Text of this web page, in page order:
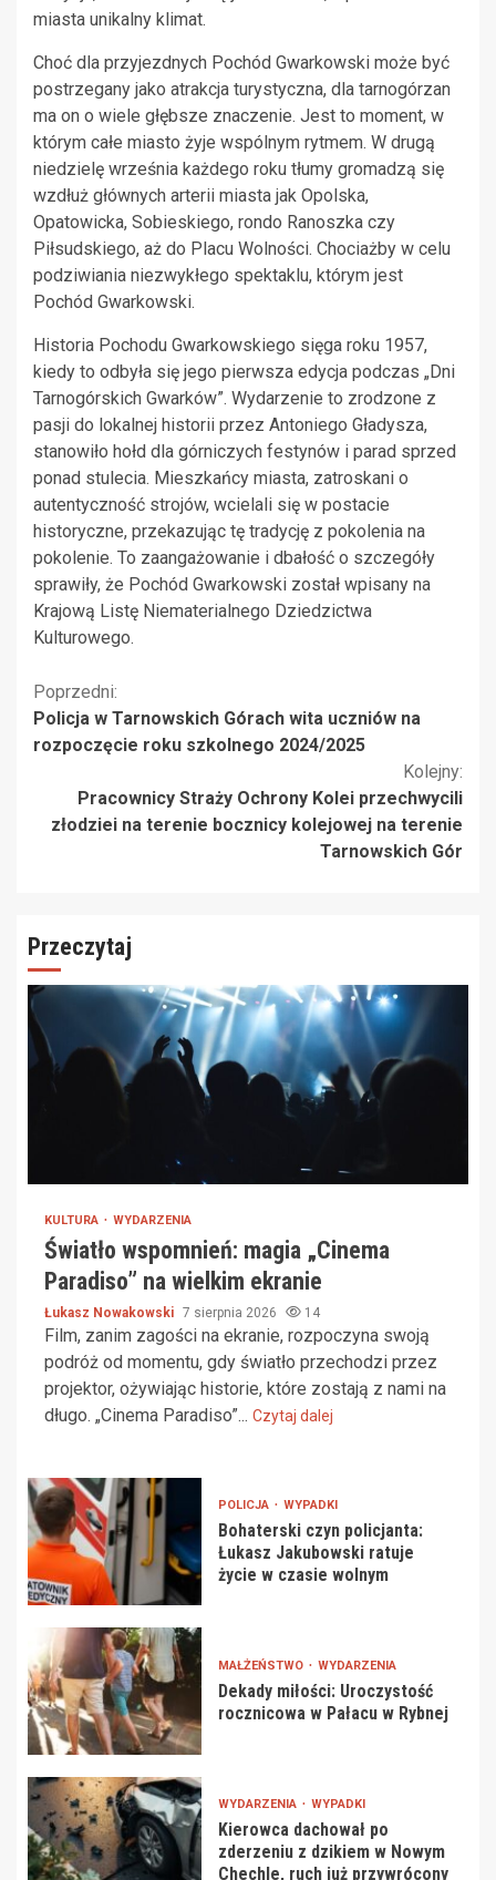
miasta unikalny klimat.
Choć dla przyjezdnych Pochód Gwarkowski może być
postrzegany jako atrakcja turystyczna, dla tarnogórzan
ma on o wiele głębsze znaczenie. Jest to moment, w
którym całe miasto żyje wspólnym rytmem. W drugą
niedzielę września każdego roku tłumy gromadzą się
wzdłuż głównych arterii miasta jak Opolska,
Opatowicka, Sobieskiego, rondo Ranoszka czy
Piłsudskiego, aż do Placu Wolności. Chociażby w celu
podziwiania niezwykłego spektaklu, którym jest
Pochód Gwarkowski.
Historia Pochodu Gwarkowskiego sięga roku 1957,
kiedy to odbyła się jego pierwsza edycja podczas „Dni
Tarnogórskich Gwarków”. Wydarzenie to zrodzone z
pasji do lokalnej historii przez Antoniego Gładysza,
stanowiło hołd dla górniczych festynów i parad sprzed
ponad stulecia. Mieszkańcy miasta, zatroskani o
autentyczność strojów, wcielali się w postacie
historyczne, przekazując tę tradycję z pokolenia na
pokolenie. To zaangażowanie i dbałość o szczegóły
sprawiły, że Pochód Gwarkowski został wpisany na
Krajową Listę Niematerialnego Dziedzictwa
Kulturowego.
Kontynuuj
czytanie
Poprzedni:
Policja w Tarnowskich Górach wita uczniów na
rozpoczęcie roku szkolnego 2024/2025
Kolejny:
Pracownicy Straży Ochrony Kolei przechwycili
złodziei na terenie bocznicy kolejowej na terenie
Tarnowskich Gór
Przeczytaj
KULTURA WYDARZENIA
Światło wspomnień: magia „Cinema
Paradiso” na wielkim ekranie
Łukasz Nowakowski 7 sierpnia 2026 14
Film, zanim zagości na ekranie, rozpoczyna swoją
podróż od momentu, gdy światło przechodzi przez
projektor, ożywiając historie, które zostają z nami na
długo. „Cinema Paradiso”... Czytaj dalej
POLICJA WYPADKI
Bohaterski czyn policjanta:
Łukasz Jakubowski ratuje
życie w czasie wolnym
MAŁŻEŃSTWO WYDARZENIA
Dekady miłości: Uroczystość
rocznicowa w Pałacu w Rybnej
WYDARZENIA WYPADKI
Kierowca dachował po
zderzeniu z dzikiem w Nowym
Chechle, ruch już przywrócony